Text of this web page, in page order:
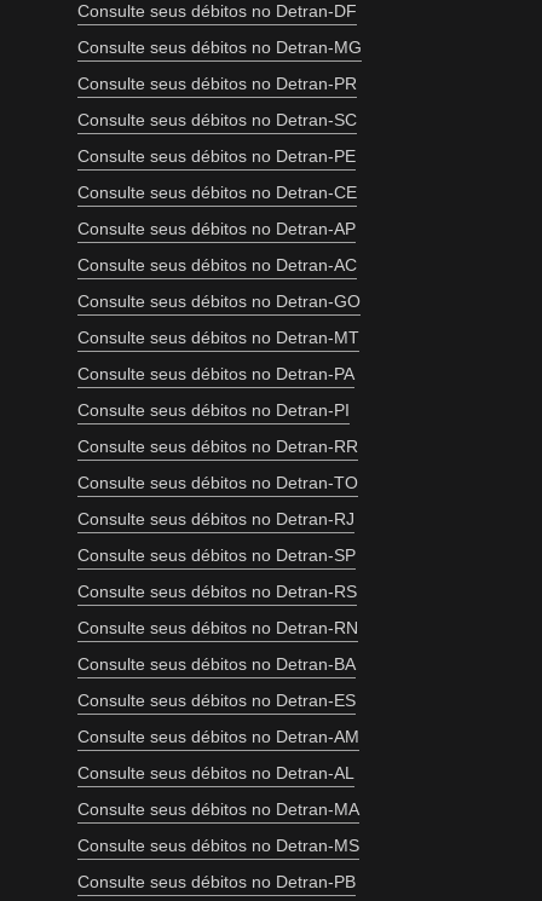
Consulte seus débitos no Detran-DF
Consulte seus débitos no Detran-MG
Consulte seus débitos no Detran-PR
Consulte seus débitos no Detran-SC
Consulte seus débitos no Detran-PE
Consulte seus débitos no Detran-CE
Consulte seus débitos no Detran-AP
Consulte seus débitos no Detran-AC
Consulte seus débitos no Detran-GO
Consulte seus débitos no Detran-MT
Consulte seus débitos no Detran-PA
Consulte seus débitos no Detran-PI
Consulte seus débitos no Detran-RR
Consulte seus débitos no Detran-TO
Consulte seus débitos no Detran-RJ
Consulte seus débitos no Detran-SP
Consulte seus débitos no Detran-RS
Consulte seus débitos no Detran-RN
Consulte seus débitos no Detran-BA
Consulte seus débitos no Detran-ES
Consulte seus débitos no Detran-AM
Consulte seus débitos no Detran-AL
Consulte seus débitos no Detran-MA
Consulte seus débitos no Detran-MS
Consulte seus débitos no Detran-PB